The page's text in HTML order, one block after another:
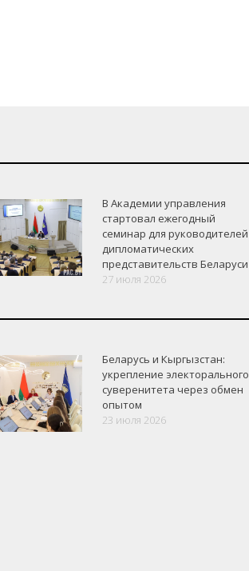
В Академии управления
стартовал ежегодный
семинар для руководителей
дипломатических
представительств Беларуси
27 июля 2026
Беларусь и Кыргызстан:
укрепление электорального
суверенитета через обмен
опытом
23 июля 2026